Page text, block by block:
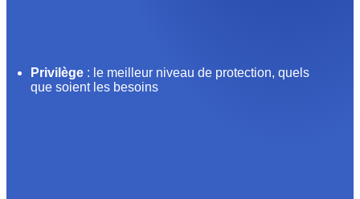
Privilège : le meilleur niveau de protection, quels
que soient les besoins